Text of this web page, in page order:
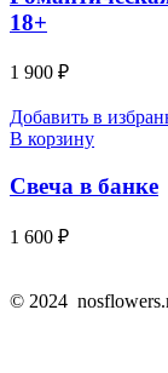
18+
1 900 ₽
Добавить в
В корзину
Свеча в банке
1 600 ₽
© 2024